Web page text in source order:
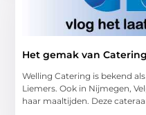
Het gemak van Catering
Welling Catering is bekend
Liemers. Ook in Nijmegen,
haar maaltijden. Deze